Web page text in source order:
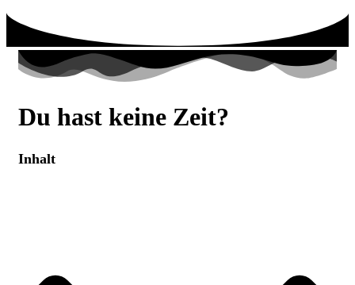
Du hast keine Zeit?
Inhalt